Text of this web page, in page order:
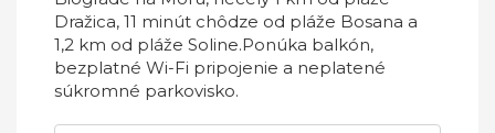
Dražica, 11 minút chôdze od pláže Bosana a
1,2 km od pláže Soline.Ponúka balkón,
bezplatné Wi-Fi pripojenie a neplatené
súkromné ​​parkovisko.